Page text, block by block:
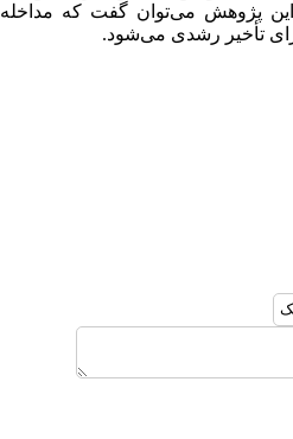
پژوهش می‌­توان گفت که مداخله
تأخیر رشدی می‌شود.